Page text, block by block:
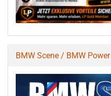
BMW Scene / BMW Power